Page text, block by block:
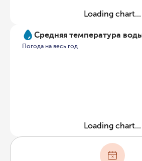
Loading chart...
Средняя температура
Погода на весь год
Loading chart...